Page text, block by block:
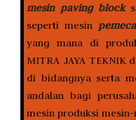
mesin paving block
seperti mesin
yang mana di
MITRA JAYA TEKNIK
di bidangnya serta
andalan bagi
mesin produksi